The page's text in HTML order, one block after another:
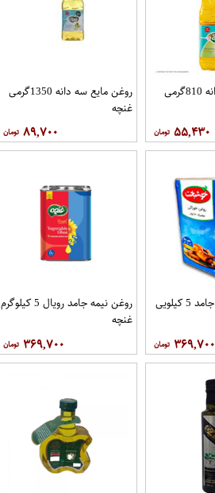
روغن مايع سه دانه 810گرمی
۵۵,۴۳۰
روغن مايع سه دانه 1350گرمی
غنچه
۸۹,۷۰۰
روغن حلب نیمه جامد 5 کیلویی
۳۶۹,۷۰۰
روغن نیمه جامد رویال 5 کيلوگرم
غنچه
۳۶۹,۷۰۰